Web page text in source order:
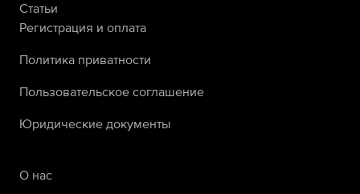
Статьи
Регистрация и оплата
Политика приватности
Пользовательское соглашение
Юридические документы
О нас